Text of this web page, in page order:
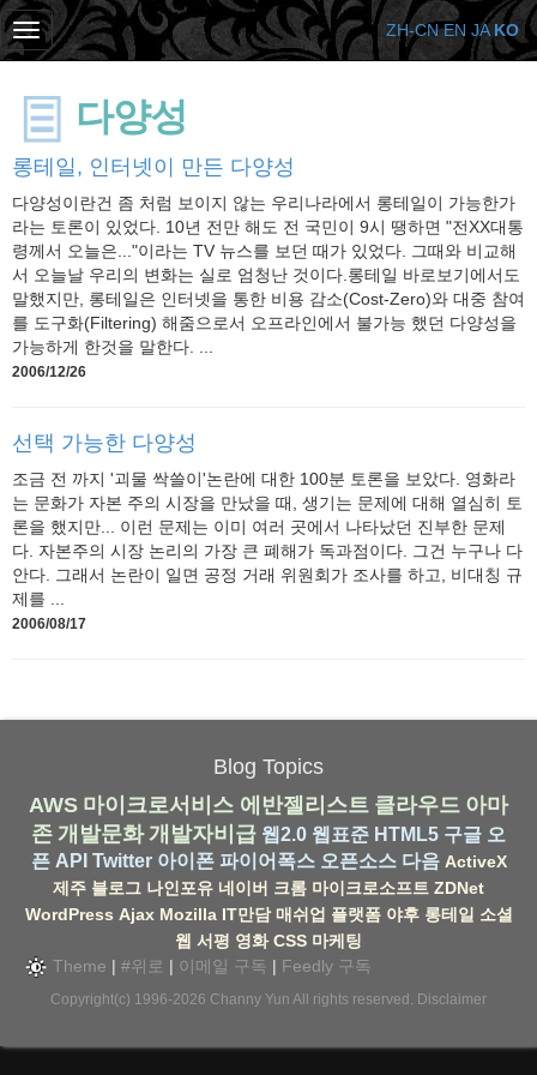
다양성
롱테일, 인터넷이 만든 다양성
다양성이란건 좀 처럼 보이지 않는 우리나라에서 롱테일이 가능한가
라는 토론이 있었다. 10년 전만 해도 전 국민이 9시 땡하면 "전XX대통
령께서 오늘은..."이라는 TV 뉴스를 보던 때가 있었다. 그때와 비교해
서 오늘날 우리의 변화는 실로 엄청난 것이다.롱테일 바로보기에서도
말했지만, 롱테일은 인터넷을 통한 비용 감소(Cost-Zero)와 대중 참여
를 도구화(Filtering) 해줌으로서 오프라인에서 불가능 했던 다양성을
가능하게 한것을 말한다. ...
2006/12/26
선택 가능한 다양성
조금 전 까지 '괴물 싹쓸이'논란에 대한 100분 토론을 보았다. 영화라
는 문화가 자본 주의 시장을 만났을 때, 생기는 문제에 대해 열심히 토
론을 했지만... 이런 문제는 이미 여러 곳에서 나타났던 진부한 문제
다. 자본주의 시장 논리의 가장 큰 폐해가 독과점이다. 그건 누구나 다
안다. 그래서 논란이 일면 공정 거래 위원회가 조사를 하고, 비대칭 규
제를 ...
2006/08/17
Blog Topics
AWS 마이크로서비스 에반젤리스트 클라우드 아마
존 개발문화 개발자비급 웹2.0 웹표준 HTML5 구글 오
픈 API Twitter 아이폰 파이어폭스 오픈소스 다음 ActiveX
제주 블로그 나인포유 네이버 크롬 마이크로소프트 ZDNet
WordPress Ajax Mozilla IT만담 매쉬업 플랫폼 야후 롱테일 소셜
웹 서평 영화 CSS 마케팅
Theme | #위로 | 이메일 구독 | Feedly 구독
Copyright(c) 1996-2026 Channy Yun All rights reserved. Disclaimer
ZH-CN EN JA KO